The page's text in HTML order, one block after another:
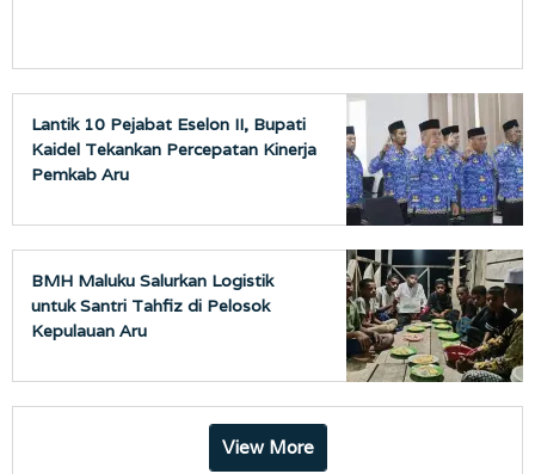
Lantik 10 Pejabat Eselon II, Bupati
Kaidel Tekankan Percepatan Kinerja
Pemkab Aru
BMH Maluku Salurkan Logistik
untuk Santri Tahfiz di Pelosok
Kepulauan Aru
View More